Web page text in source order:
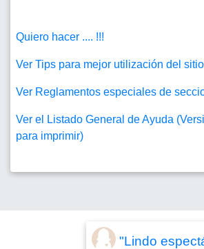
Quiero hacer .... !!!
Ver Tips para mejor utilización del sitio
Ver Reglamentos especiales de
Ver el Listado General de Ayuda
para imprimir)
"Lindo